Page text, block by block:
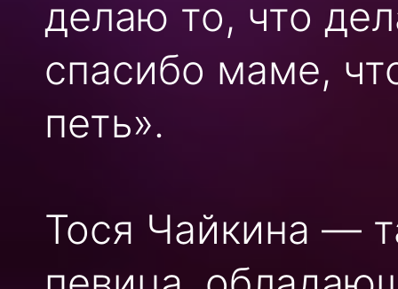
делаю то, что
спасибо маме,
петь».
Тося Чайкина —